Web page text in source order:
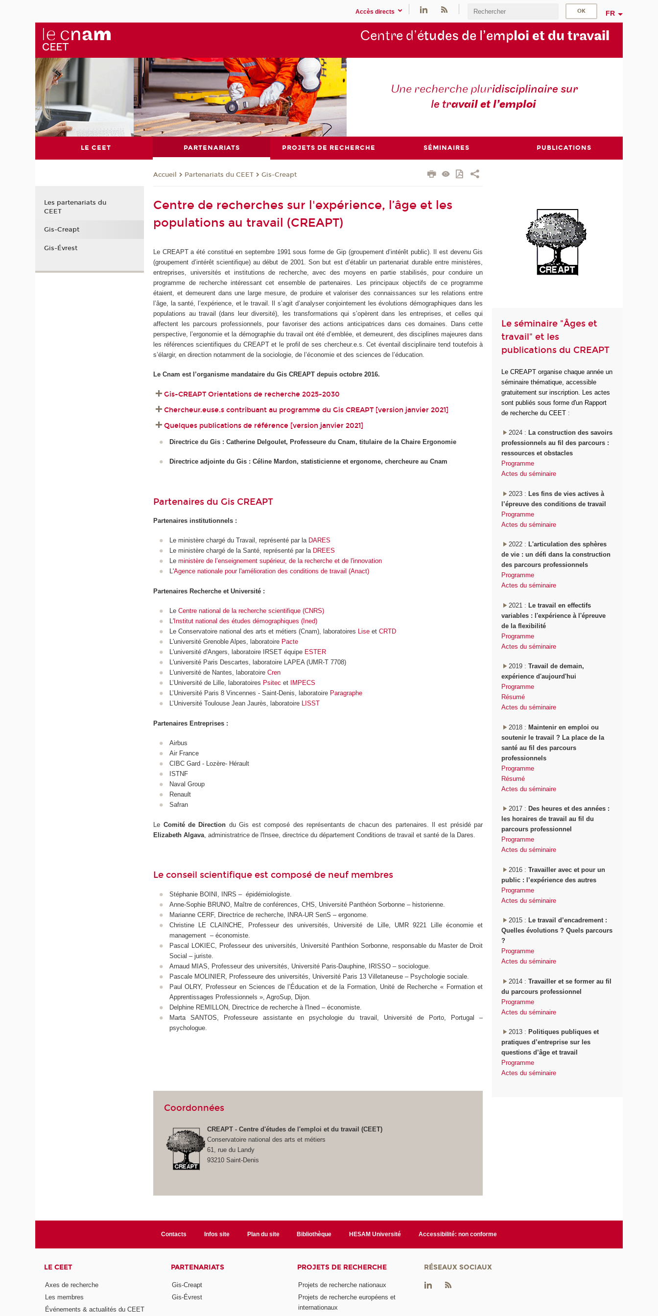
Accès directs FR
Centre d’études de l’emploi et du travail
Une recherche pluridisciplinaire sur
le travail et l’emploi
LE CEET PARTENARIATS PROJETS DE RECHERCHE SÉMINAIRES PUBLICATIONS
Accueil Partenariats du CEET Gis-Creapt
Centre de recherches sur l'expérience, l’âge et les
populations au travail (CREAPT)
Le CREAPT a été constitué en septembre 1991 sous forme de Gip (groupement d’intérêt public). Il est devenu Gis
(groupement d’intérêt scientifique) au début de 2001. Son but est d’établir un partenariat durable entre ministères,
entreprises, universités et institutions de recherche, avec des moyens en partie stabilisés, pour conduire un
programme de recherche intéressant cet ensemble de partenaires. Les principaux objectifs de ce programme
étaient, et demeurent dans une large mesure, de produire et valoriser des connaissances sur les relations entre
l’âge, la santé, l’expérience, et le travail. Il s’agit d’analyser conjointement les évolutions démographiques dans les
populations au travail (dans leur diversité), les transformations qui s’opèrent dans les entreprises, et celles qui
affectent les parcours professionnels, pour favoriser des actions anticipatrices dans ces domaines. Dans cette
perspective, l’ergonomie et la démographie du travail ont été d’emblée, et demeurent, des disciplines majeures dans
les références scientifiques du CREAPT et le profil de ses chercheur.e.s. Cet éventail disciplinaire tend toutefois à
s’élargir, en direction notamment de la sociologie, de l’économie et des sciences de l’éducation.
Le Cnam est l’organisme mandataire du Gis CREAPT depuis octobre 2016.
Gis-CREAPT Orientations de recherche 2025-2030
Chercheur.euse.s contribuant au programme du Gis CREAPT [version janvier 2021]
Quelques publications de référence [version janvier 2021]
Directrice du Gis : Catherine Delgoulet, Professeure du Cnam, titulaire de la Chaire Ergonomie
Directrice adjointe du Gis : Céline Mardon, statisticienne et ergonome, chercheure au Cnam
Partenaires du Gis CREAPT
Partenaires institutionnels :
Le ministère chargé du Travail, représenté par la DARES
Le ministère chargé de la Santé, représenté par la DREES
Le ministère de l’enseignement supérieur, de la recherche et de l'innovation
L'Agence nationale pour l'amélioration des conditions de travail (Anact)
Partenaires Recherche et Université :
Le Centre national de la recherche scientifique (CNRS)
L'Institut national des études démographiques (Ined)
Le Conservatoire national des arts et métiers (Cnam), laboratoires Liseet CRTD
L'université Grenoble Alpes, laboratoire Pacte
L'université d'Angers, laboratoire IRSET équipe ESTER
L'université Paris Descartes, laboratoire LAPEA (UMR-T 7708)
L'université de Nantes, laboratoire Cren
L’Université de Lille, laboratoires Psitec et
IMPECS
L’Université Paris 8 Vincennes - Saint-Denis, laboratoire Paragraphe
L’Université Toulouse Jean Jaurès, laboratoire LISST
Partenaires Entreprises :
Airbus
Air France
CIBC Gard - Lozère- Hérault
ISTNF
Naval Group
Renault
Safran
Le Comité de Direction du Gis est composé des représentants de chacun des partenaires. Il est présidé par
Elizabeth Algava , administratrice de l'Insee, directrice du département Conditions de travail et santé de la Dares.
Le conseil scientifique est composé de neuf membres
Stéphanie BOINI, INRS – épidémiologiste.
Anne-Sophie BRUNO, Maître de conférences, CHS, Université Panthéon Sorbonne – historienne.
Marianne CERF, Directrice de recherche, INRA-UR SenS – ergonome.
Christine LE CLAINCHE, Professeur des universités, Université de Lille, UMR 9221 Lille économie et
management – économiste.
Pascal LOKIEC, Professeur des universités, Université Panthéon Sorbonne, responsable du Master de Droit
Social – juriste.
Arnaud MIAS, Professeur des universités, Université Paris-Dauphine, IRISSO – sociologue.
Pascale MOLINIER, Professeure des universités, Université Paris 13 Villetaneuse – Psychologie sociale.
Paul OLRY, Professeur en Sciences de l’Éducation et de la Formation, Unité de Recherche « Formation et
Apprentissages Professionnels », AgroSup, Dijon.
Delphine REMILLON, Directrice de recherche à l'Ined – économiste.
Marta SANTOS, Professeure assistante en psychologie du travail, Université de Porto, Portugal –
psychologue.
Coordonnées
CREAPT - Centre d'études de l'emploi et du travail (CEET)
Conservatoire national des arts et métiers
61, rue du Landy
93210 Saint-Denis
Le séminaire "Âges et
travail" et les
publications du CREAPT
Le CREAPT organise chaque année un
séminaire thématique, accessible
gratuitement sur inscription. Les actes
sont publiés sous forme d'un Rapport
de recherche du CEET :
2024 : La construction des savoirs
professionnels au fil des parcours :
ressources et obstacles
Programme
Actes du séminaire
2023 :Les fins de vies actives à
l’épreuve des conditions de travail
Programme
Actes du séminaire
2022 : L'articulation des sphères
de vie : un défi dans la construction
des parcours professionnels
Programme
Actes du séminaire
2021 :Le travail en effectifs
variables : l'expérience à l'épreuve
de la flexibilité
Programme
Actes du séminaire
2019 :Travail de demain,
expérience d'aujourd'hui
Programme
Résumé
Actes du séminaire
2018 :Maintenir en emploi ou
soutenir le travail ? La place de la
santé au fil des parcours
professionnels
Programme
Résumé
Actes du séminaire
2017 : Des heures et des années :
les horaires de travail au fil du
parcours professionnel
Programme
Actes du séminaire
2016 :Travailler avec et pour un
public : l’expérience des autres
Programme
Actes du séminaire
2015 : Le travail d’encadrement :
Quelles évolutions ? Quels parcours
?
Programme
Actes du séminaire
2014 :Travailler et se former au fil
du parcours professionnel
Programme
Actes du séminaire
2013 : Politiques publiques et
pratiques d’entreprise sur les
questions d’âge et travail
Programme
Actes du séminaire
Les partenariats du
CEET
Gis-Creapt
Gis-Évrest
Contacts Infos site Plan du site Bibliothèque HESAM Université Accessibilité: non conforme
LE CEET
Axes de recherche
Les membres
Événements & actualités du CEET
PARTENARIATS
Gis-Creapt
Gis-Évrest
PROJETS DE RECHERCHE
Projets de recherche nationaux
Projets de recherche européens et
internationaux
RÉSEAUX SOCIAUX